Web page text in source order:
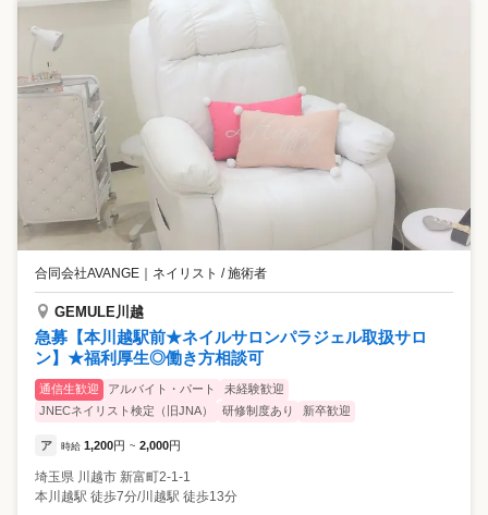
合同会社AVANGE ｜ ネイリスト / 施術者
GEMULE川越
急募【本川越駅前★ネイルサロンパラジェル取扱サロ
ン】★福利厚生◎働き方相談可
通信生歓迎 アルバイト・パート
未経験歓迎
JNECネイリスト検定（旧JNA）
研修制度あり 新卒歓迎
ア 時給 1,200円 ~ 2,000円
埼玉県 川越市 新富町2-1-1
本川越駅 徒歩7分/川越駅 徒歩13分